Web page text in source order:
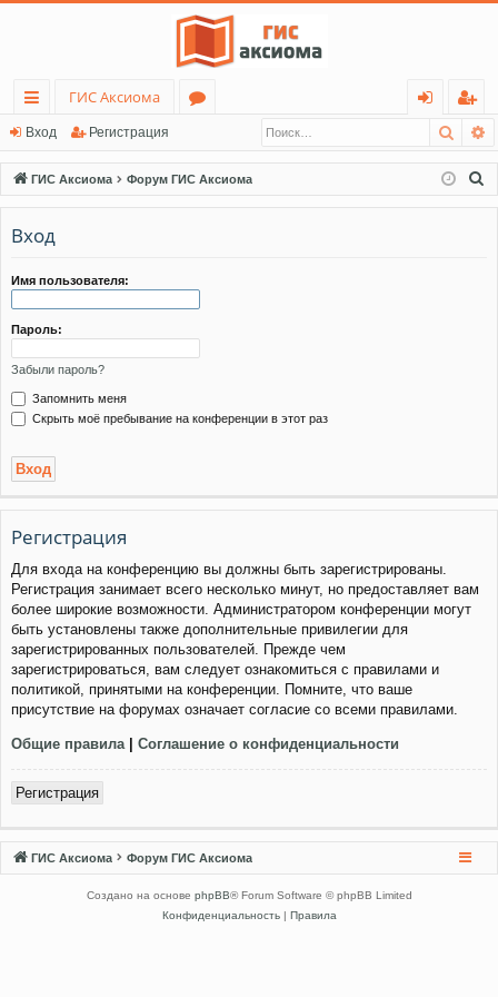
с
ы
лк
и
ГИС Аксиома
ру
м
д
ег
ис
тр
Вход Регистрация
ГИС Аксиома Форум ГИС Аксиома
Вход
Имя пользователя:
Пароль:
Забыли пароль?
Запомнить меня
Скрыть моё пребывание на конференции в этот раз
Регистрация
Для входа на конференцию вы должны быть зарегистрированы.
Регистрация занимает всего несколько минут, но предоставляет вам
более широкие возможности. Администратором конференции могут
быть установлены также дополнительные привилегии для
зарегистрированных пользователей. Прежде чем
зарегистрироваться, вам следует ознакомиться с правилами и
политикой, принятыми на конференции. Помните, что ваше
присутствие на форумах означает согласие со всеми правилами.
Общие правила | Соглашение о конфиденциальности
Регистрация
ГИС Аксиома Форум ГИС Аксиома
Создано на основе phpBB® Forum Software © phpBB Limited
Конфиденциальность| Правила